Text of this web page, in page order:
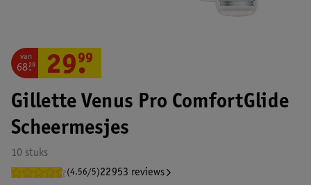
Gillette Venus Pro ComfortGlide
Scheermesjes
10 stuks
(4.56/5)22953 reviews
van
68.29 29.
99